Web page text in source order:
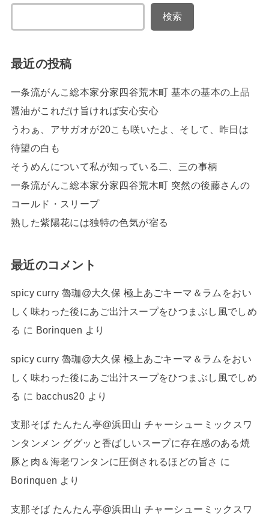
検索
最近の投稿
一条流がんこ総本家分家四谷荒木町 基本の基本の上品
醤油がこれだけ旨ければ安心安心
うわぁ、アサガオが20こも咲いたよ、そして、昨日は
待望の白も
そうめんについて私が知っている二、三の事柄
一条流がんこ総本家分家四谷荒木町 突然の後藤さんの
コールド・スリープ
熟した紫陽花には独特の色気が宿る
最近のコメント
spicy curry 魯珈@大久保 極上あごキーマ＆ラムをおい
しく味わった後にあご出汁スープをひつまぶし風でしめ
る に Borinquen より
spicy curry 魯珈@大久保 極上あごキーマ＆ラムをおい
しく味わった後にあご出汁スープをひつまぶし風でしめ
る に bacchus20 より
支那そば たんたん亭@浜田山 チャーシューミックスワ
ンタンメン ググッと香ばしいスープに存在感のある焼
豚と肉＆海老ワンタンに圧倒されるほどの旨さ に
Borinquen より
支那そば たんたん亭@浜田山 チャーシューミックスワ